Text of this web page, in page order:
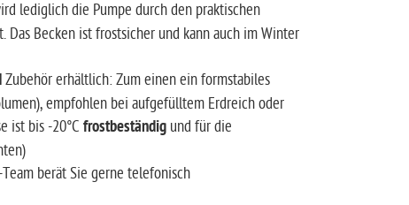
lediglich die Pumpe durch den praktischen
Becken ist frostsicher und kann auch im Winter
Zubehör erhältlich: Zum einen ein formstabiles
empfohlen bei aufgefülltem Erdreich oder
ist bis -20°C frostbeständig und für die
berät Sie gerne telefonisch